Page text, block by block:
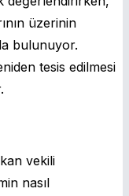
üzerinin
bulunuyor.
tesis edilmesi
vekili
nasıl